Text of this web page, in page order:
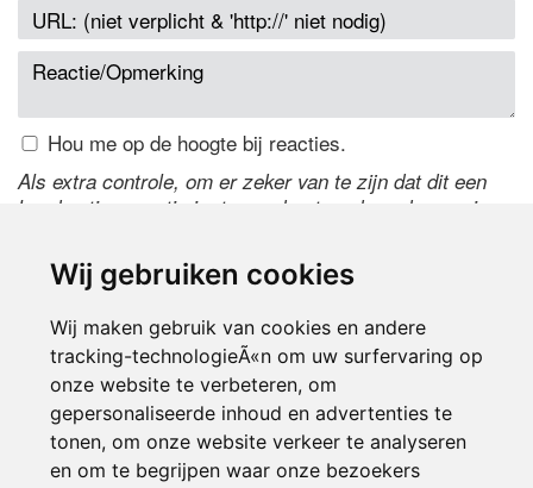
Wij gebruiken cookies
Wij maken gebruik van cookies en andere
tracking-technologieÃ«n om uw surfervaring op
onze website te verbeteren, om
gepersonaliseerde inhoud en advertenties te
tonen, om onze website verkeer te analyseren
en om te begrijpen waar onze bezoekers
Hou me op de hoogte bij reacties.
Als extra controle, om er zeker van te zijn dat dit een
handmatige reactie is, typ onderstaande code over in
de code te wijzigen.